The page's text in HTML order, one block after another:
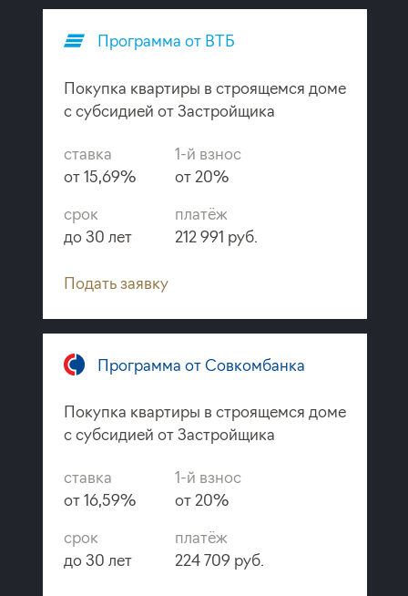
Программа от ВТБ
Покупка квартиры в строящемся доме
с субсидией от Застройщика
ставка
от 15,69%
1-й взнос
от 20%
срок
до 30 лет
платёж
212 991 руб.
Подать заявку
Программа от Совкомбанка
Покупка квартиры в строящемся доме
с субсидией от Застройщика
ставка
от 16,59%
1-й взнос
от 20%
срок
до 30 лет
платёж
224 709 руб.